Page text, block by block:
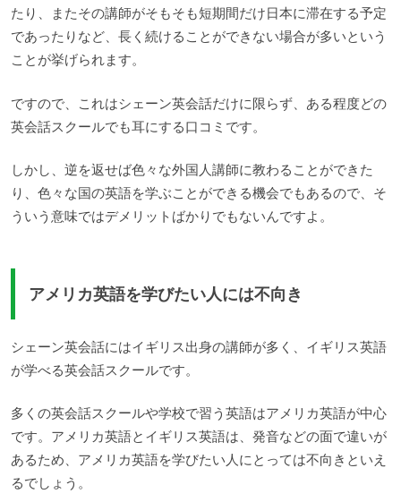
たり、またその講師がそもそも短期間だけ日本に滞在する予定
であったりなど、長く続けることができない場合が多いという
ことが挙げられます。
ですので、これはシェーン英会話だけに限らず、ある程度どの
英会話スクールでも耳にする口コミです。
しかし、逆を返せば色々な外国人講師に教わることができた
り、色々な国の英語を学ぶことができる機会でもあるので、そ
ういう意味ではデメリットばかりでもないんですよ。
アメリカ英語を学びたい人には不向き
シェーン英会話にはイギリス出身の講師が多く、イギリス英語
が学べる英会話スクールです。
多くの英会話スクールや学校で習う英語はアメリカ英語が中心
です。アメリカ英語とイギリス英語は、発音などの面で違いが
あるため、アメリカ英語を学びたい人にとっては不向きといえ
るでしょう。